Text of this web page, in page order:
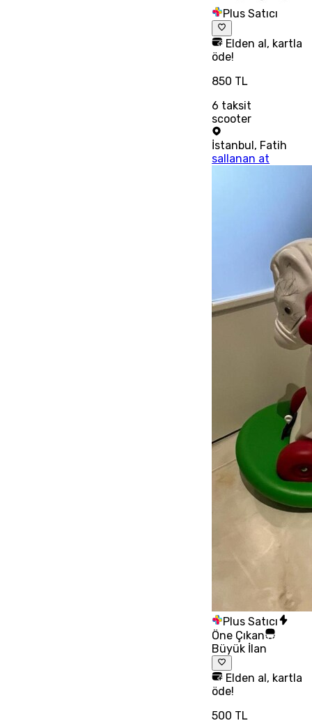
Plus Satıcı
Elden al, kartla
öde!
850 TL
6 taksit
scooter
İstanbul, Fatih
sallanan at
Plus Satıcı
Öne Çıkan
Büyük İlan
Elden al, kartla
öde!
500 TL